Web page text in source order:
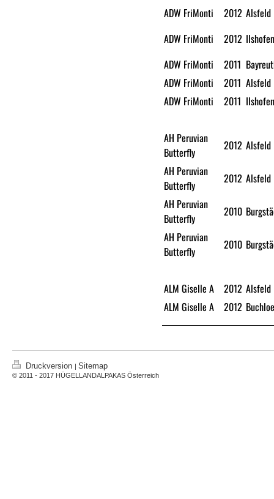
ADW FriMonti
2012 Alsfeld
ADW FriMonti
2012 Ilshofen
ADW FriMonti
2011
ADW FriMonti
2011 Alsfeld
ADW FriMonti
2011 Ilshofen
AH Peruvian
Butterfly
2012 Alsfeld
AH Peruvian
Butterfly
2012 Alsfeld
AH Peruvian
Butterfly
2010
AH Peruvian
Butterfly
2010
ALM Giselle A 2012 Alsfeld
ALM Giselle A
2012 Buchloe
Druckversion | Sitemap
© 2011 - 2017 HÜGELLANDALPAKAS Österreich